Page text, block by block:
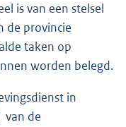
is van een stelsel
de provincie
taken op
worden belegd.
in
van de